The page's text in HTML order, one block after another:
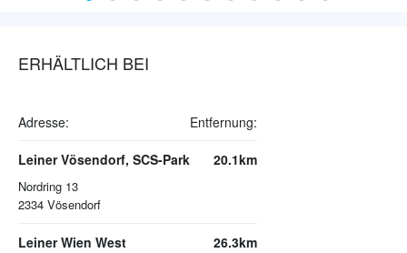
ERHÄLTLICH BEI
Adresse: Entfernung:
Leiner Vösendorf, SCS-Park
Nordring 13
2334 Vösendorf
20.1km
Leiner Wien West 26.3km